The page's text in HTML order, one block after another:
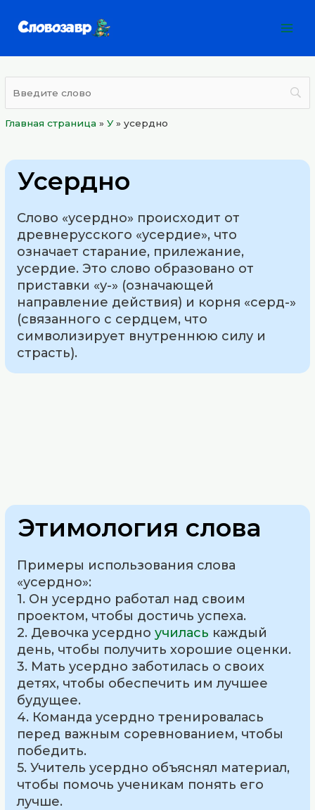
Главная страница »У »усердно
Усердно
Слово «усердно» происходит от
древнерусского «усердие», что
означает старание, прилежание,
усердие. Это слово образовано от
приставки «у-» (означающей
направление действия) и корня «серд-»
(связанного с сердцем, что
символизирует внутреннюю силу и
страсть).
Этимология слова
Примеры использования слова
«усердно»:
1. Он усердно работал над своим
проектом, чтобы достичь успеха.
2. Девочка усердноучилась каждый
день, чтобы получить хорошие оценки.
3. Мать усердно заботилась о своих
детях, чтобы обеспечить им лучшее
будущее.
4. Команда усердно тренировалась
перед важным соревнованием, чтобы
победить.
5. Учитель усердно объяснял материал,
чтобы помочь ученикам понять его
лучше.